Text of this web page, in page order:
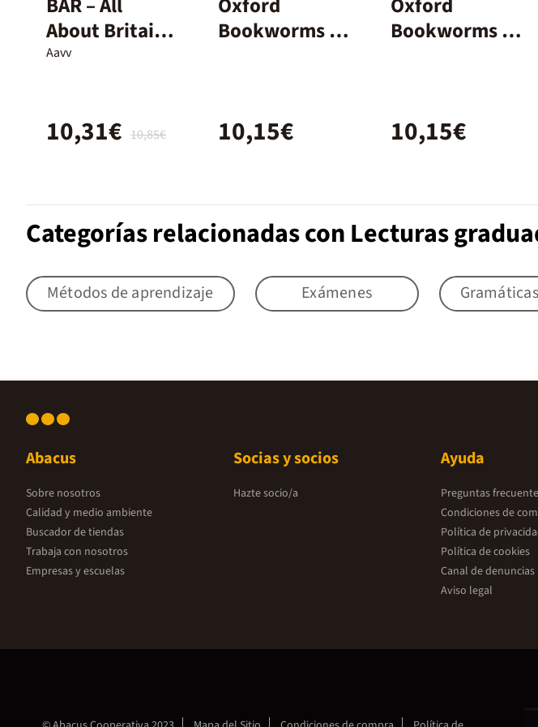
About Britain
Today – 1º ESO
Aavv
10,85€
10,31€
Bookworms 4.
10,15€
Bookworms 3.
10,15€
Categorías relacionadas con Lecturas
Métodos de aprendizaje Exámenes
Abacus
Sobre nosotros
Calidad y medio ambiente
Buscador de tiendas
Trabaja con nosotros
Empresas y escuelas
Socias y socios
Hazte socio/a
Ayuda
Preguntas
Condiciones de
Política de
Política de cookies
Canal de denuncias
Aviso legal